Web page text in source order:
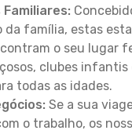
da família, estas
o seu lugar
clubes
todas as idades.
Se a sua
o trabalho, os